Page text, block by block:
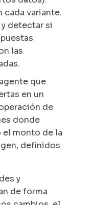
cada variante.
y detectar si
las
que
en un
de
donde
el monto de la
definidos
y
de forma